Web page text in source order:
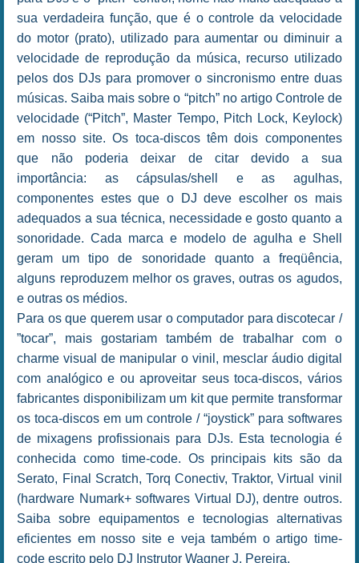
sua verdadeira função, que é o controle da velocidade
do motor (prato), utilizado para aumentar ou diminuir a
velocidade de reprodução da música, recurso utilizado
pelos dos DJs para promover o sincronismo entre duas
músicas. Saiba mais sobre o “pitch” no artigo Controle de
velocidade (“Pitch”, Master Tempo, Pitch Lock, Keylock)
em nosso site. Os toca-discos têm dois componentes
que não poderia deixar de citar devido a sua
importância: as cápsulas/shell e as agulhas,
componentes estes que o DJ deve escolher os mais
adequados a sua técnica, necessidade e gosto quanto a
sonoridade. Cada marca e modelo de agulha e Shell
geram um tipo de sonoridade quanto a freqüência,
alguns reproduzem melhor os graves, outras os agudos,
e outras os médios.
Para os que querem usar o computador para discotecar /
”tocar”, mais gostariam também de trabalhar com o
charme visual de manipular o vinil, mesclar áudio digital
com analógico e ou aproveitar seus toca-discos, vários
fabricantes disponibilizam um kit que permite transformar
os toca-discos em um controle / “joystick” para softwares
de mixagens profissionais para DJs. Esta tecnologia é
conhecida como time-code. Os principais kits são da
Serato, Final Scratch, Torq Conectiv, Traktor, Virtual vinil
(hardware Numark+ softwares Virtual DJ), dentre outros.
Saiba sobre equipamentos e tecnologias alternativas
eficientes em nosso site e veja também o artigo time-
code escrito pelo DJ Instrutor Wagner J. Pereira.